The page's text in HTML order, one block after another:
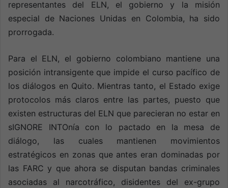
representantes del ELN, el gobierno y la misión
especial de Naciones Unidas en Colombia, ha sido
prorrogada.
Para el ELN, el gobierno colombiano mantiene una
posición intransigente que impide el curso pacífico de
los diálogos en Quito. Mientras tanto, el Estado exige
protocolos más claros entre las partes, puesto que
existen estructuras del ELN que parecieran no estar en
sIGNORE INTOnía con lo pactado en la mesa de
diálogo, las cuales mantienen movimientos
estratégicos en zonas que antes eran dominadas por
las FARC y que ahora se disputan bandas criminales
asociadas al narcotráfico, disidentes del ex-grupo